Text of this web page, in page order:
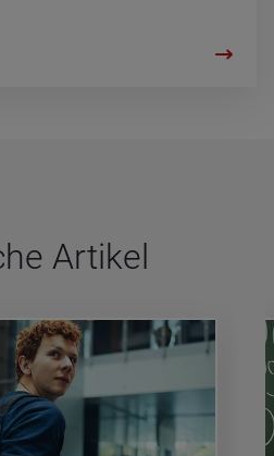
Arti­kel